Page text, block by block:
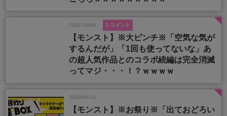
2021/02/04 2 コメント
【モンスト】※大ピンチ※「空気な気が
するんだが」「1回も使ってないな」あ
の超人気作品とのコラボ続編は完全消滅
ってマジ・・・！？ｗｗｗｗ
2020/09/16
【モンスト】※お祭り※「出ておどろい